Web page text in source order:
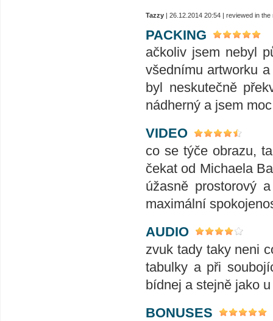
Tazzy | 26.12.2014 20:54 | reviewed in
PACKING
ačkoliv jsem nebyl
všednímu artworku
byl neskutečně
nádherný a jsem
VIDEO
co se týče obrazu,
čekat od Michaela
úžasně prostorový
maximální
AUDIO
zvuk tady taky neni
tabulky a při
bídnej a stejně jako
BONUSES